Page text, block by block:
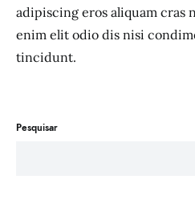
adipiscing eros aliquam cras
enim elit odio dis nisi
tincidunt.
Pesquisar